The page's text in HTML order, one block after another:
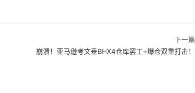
下一篇
崩溃！亚马逊考文垂BHX4仓库罢工+爆仓双重打击！